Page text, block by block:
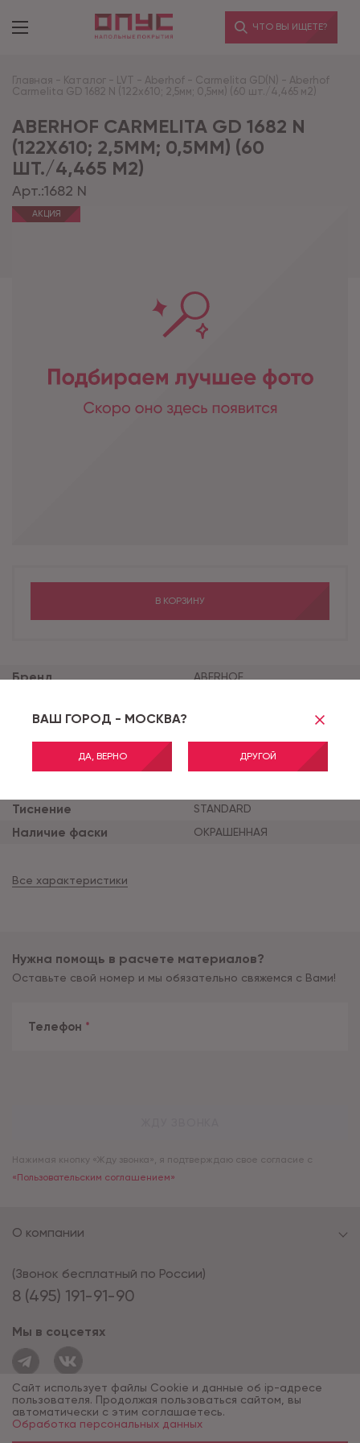
ВАШ ГОРОД - МОСКВА?
ДА, ВЕРНО ДРУГОЙ
ЧТО ВЫ ИЩЕТЕ?
Главная - Каталог - LVT - Aberhof - Carmelita GD(N) - Aberhof
Carmelita GD 1682 N (122x610; 2,5мм; 0,5мм) (60 шт./4,465 м2)
ABERHOF CARMELITA GD 1682 N
(122X610; 2,5ММ; 0,5ММ) (60
ШТ./4,465 М2)
Арт.:1682 N
АКЦИЯ
Бренд ABERHOF
Тип соединения
Толщина продукта (мм)
Толщина защитного сло
0.5
Тиснение STANDARD
Наличие фаски ОКРАШЕННАЯ
Все характеристики
В КОРЗИНУ
Нужна помощь в расчете материалов?
Оставьте свой номер и мы обязательно свяжемся с Вами!
Телефон *
Нажимая кнопку «Жду звонка», я подтверждаю свое согласие с
«Пользовательским соглашением»
8 (495) 191-91-90
(Звонок бесплатный по России)
Мы в соцсетях
О компании
© 1994 - 2026*, «ОПУС ТД»
Сайт использует файлы Cookie и данные об ip-адресе
пользователя. Продолжая пользоваться сайтом, вы
автоматически с этим соглашаетесь.
Обработка персональных данных